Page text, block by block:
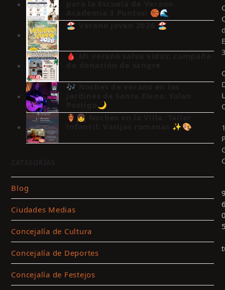
Academia 3 Puntos! 🏀🌊
🏖️ Verano Joven 2026 🏖️
🩸 Mi verano salva vidas: campaña
🎶 Noches de verano en los
Postigo🌙
🏺👧 Noches en la Villa. Taller
infantil: Vasijas romanas ✨🎨
Blog
Ciudades Medias
Concejalía de Cultura
Concejalía de Deportes
Concejalía de Festejos